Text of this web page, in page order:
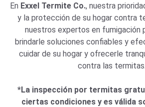
En Exxel Termite Co., nuestra
y la protección de su hogar contra
nuestros expertos en fumigación
brindarle soluciones confiables y
cuidar de su hogar y ofrecerle
contra las termitas.
*La inspección por termitas
ciertas condiciones y es válida